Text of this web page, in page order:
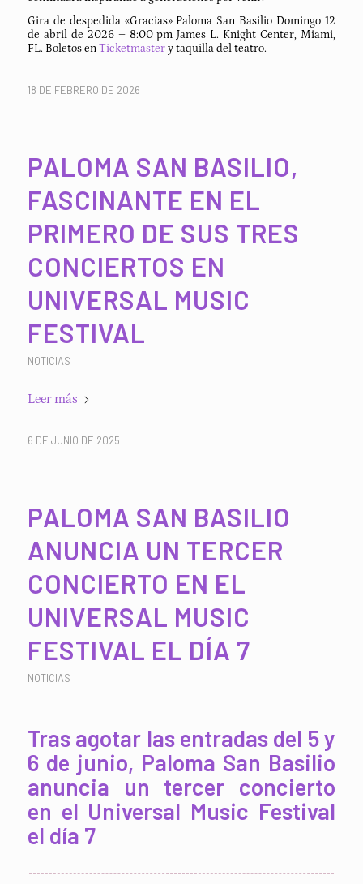
Gira de despedida «Gracias» Paloma San Basilio Domingo 12
de abril de 2026 – 8:00 pm James L. Knight Center, Miami,
FL. Boletos enTicketmastery taquilla del teatro.
18 DE FEBRERO DE 2026
PALOMA SAN BASILIO,
FASCINANTE EN EL
PRIMERO DE SUS TRES
CONCIERTOS EN
UNIVERSAL MUSIC
FESTIVAL
NOTICIAS
Leer más
6 DE JUNIO DE 2025
PALOMA SAN BASILIO
ANUNCIA UN TERCER
CONCIERTO EN EL
UNIVERSAL MUSIC
FESTIVAL EL DÍA 7
NOTICIAS
Tras agotar las entradas del 5 y
6 de junio, Paloma San Basilio
anuncia un tercer concierto
en el Universal Music Festival
el día 7